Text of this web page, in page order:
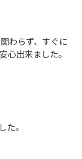
わらず、すぐに
心出来ました。
た。